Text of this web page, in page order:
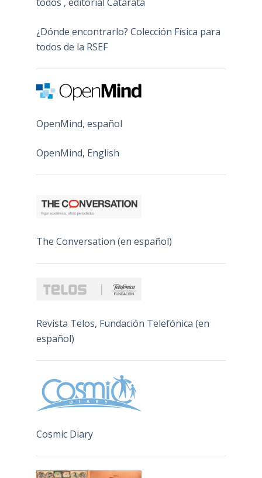
¿Dónde encontrarlo? Colección Física para
todos de la RSEF
OpenMind, español
OpenMind, English
The Conversation (en español)
Revista Telos, Fundación Telefónica (en
español)
Cosmic Diary